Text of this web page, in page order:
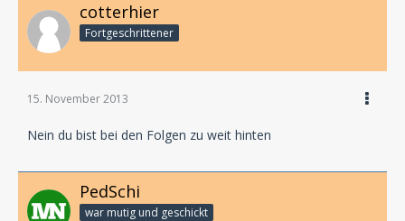
cotterhier
Fortgeschrittener
15. November 2013
Nein du bist bei den Folgen zu weit hinten
PedSchi
war mutig und geschickt